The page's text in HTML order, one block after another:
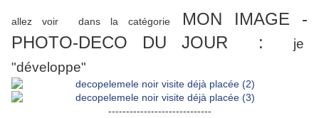
allez voir dans la catégorie
MON IMAGE -
PHOTO-DECO DU JOUR :
je
"développe"
-----------------------------